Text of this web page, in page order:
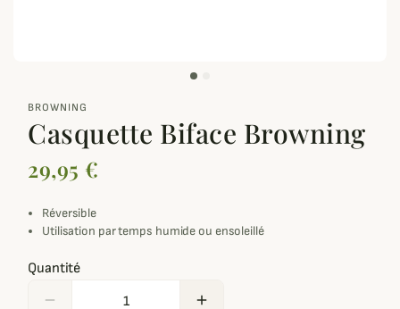
zoom_out_map
BROWNING
Casquette Biface Browning
29,95 €
Réversible
Utilisation par temps humide ou ensoleillé
Quantité
remove add